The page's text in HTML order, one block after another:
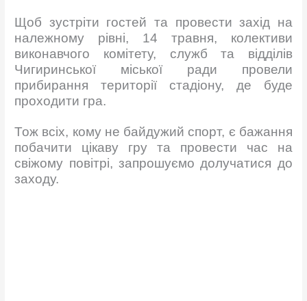
Щоб зустріти гостей та провести захід на
належному рівні, 14 травня, колективи
виконавчого комітету, служб та відділів
Чигиринської міської ради провели
прибирання території стадіону, де буде
проходити гра.
Тож всіх, кому не байдужий спорт, є бажання
побачити цікаву гру та провести час на
свіжому повітрі, запрошуємо долучатися до
заходу.